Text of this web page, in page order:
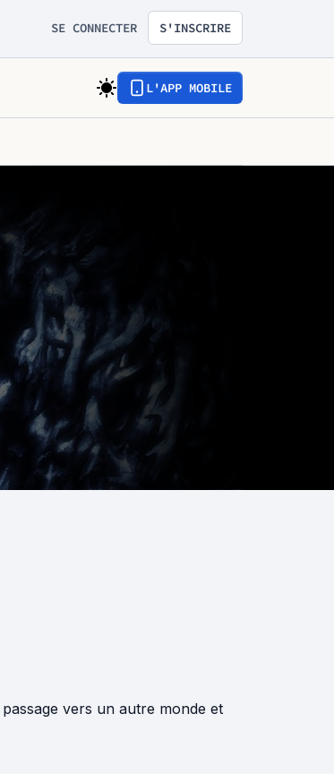
SE CONNECTER S'INSCRIRE
L'APP MOBILE
vers un autre monde et